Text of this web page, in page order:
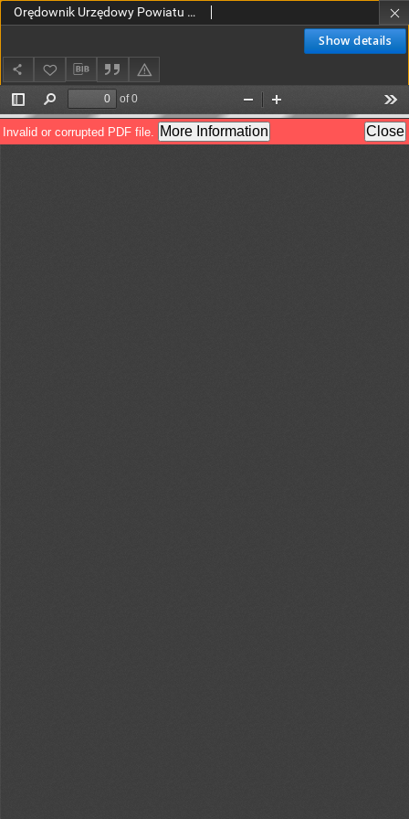
Show details
Orędownik Urzędowy Powiatu Leszczyńskiego 1923.04.17 R.4 Nr 20